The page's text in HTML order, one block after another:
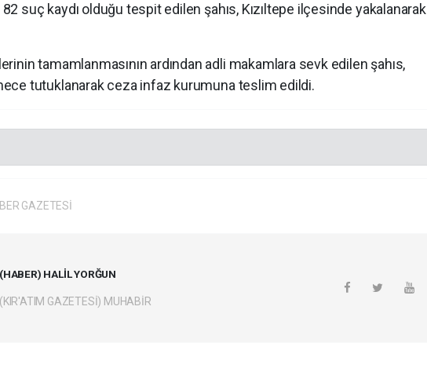
suç kaydı olduğu tespit edilen şahıs, Kızıltepe ilçesinde yakalanarak
tamamlanmasının ardından adli makamlara sevk edilen şahıs,
tutuklanarak ceza infaz kurumuna teslim edildi.
GAZETESİ
(HABER) HALİL YORĞUN
(KIR'ATIM GAZETESİ) MUHABİR